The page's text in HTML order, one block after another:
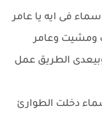
فى ايه يا عامر
وعامر
الطريق عمل
دخلت الطوارئ